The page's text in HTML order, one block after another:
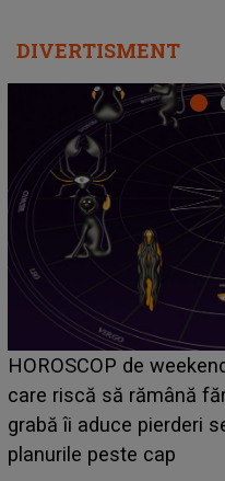
DIVERTISMENT
Emanuel a ținut
acum! În fața
face o
sa: "I-am spus și ei